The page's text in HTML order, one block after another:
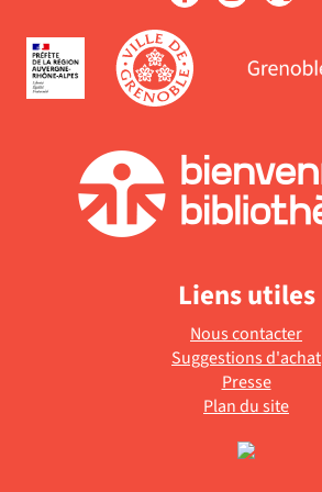
Liens utiles
Nous contacter
Suggestions d'achat
Presse
Plan du site